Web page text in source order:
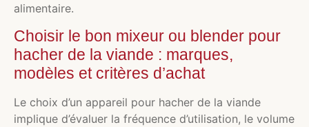
alimentaire.
Choisir le bon mixeur ou blender pour
hacher de la viande : marques,
modèles et critères d’achat
Le choix d’un appareil pour hacher de la viande
implique d’évaluer la fréquence d’utilisation, le volume